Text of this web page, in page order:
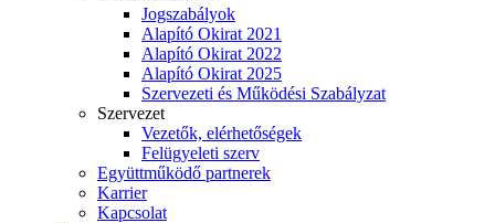
Jogszabályok
Alapító Okirat 2021
Alapító Okirat 2022
Alapító Okirat 2025
Szervezeti és Működési Szabályzat
Szervezet
Vezetők, elérhetőségek
Felügyeleti szerv
Együttműködő partnerek
Karrier
Kapcsolat